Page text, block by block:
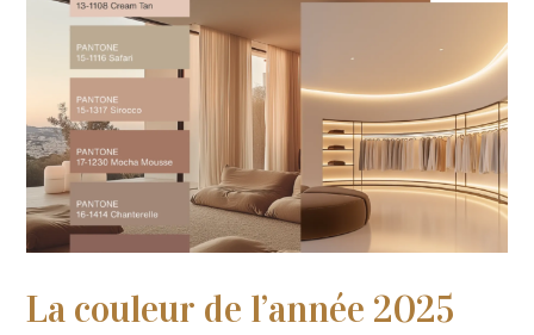
La couleur de l’année 2025